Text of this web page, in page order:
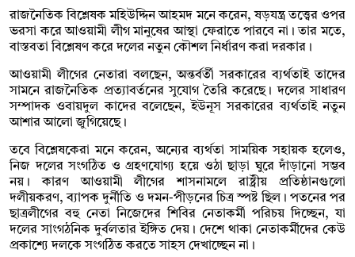
রাজনৈতিক বিশ্লেষক মহিউদ্দিন আহমদ মনে করেন, ষড়যন্ত্র তত্ত্বের ওপর
ভরসা করে আওয়ামী লীগ মানুষের আস্থা ফেরাতে পারবে না। তার মতে,
বাস্তবতা বিশ্লেষণ করে দলের নতুন কৌশল নির্ধারণ করা দরকার।
আওয়ামী লীগের নেতারা বলছেন, অন্তর্বর্তী সরকারের ব্যর্থতাই তাদের
সামনে রাজনৈতিক প্রত্যাবর্তনের সুযোগ তৈরি করেছে। দলের সাধারণ
সম্পাদক ওবায়দুল কাদের বলেছেন, ইউনূস সরকারের ব্যর্থতাই নতুন
আশার আলো জুগিয়েছে।
তবে বিশ্লেষকেরা মনে করেন, অন্যের ব্যর্থতা সাময়িক সহায়ক হলেও,
নিজ দলের সংগঠিত ও গ্রহণযোগ্য হয়ে ওঠা ছাড়া ঘুরে দাঁড়ানো সম্ভব
নয়। কারণ আওয়ামী লীগের শাসনামলে রাষ্ট্রীয় প্রতিষ্ঠানগুলো
দলীয়করণ, ব্যাপক দুর্নীতি ও দমন-পীড়নের চিত্র স্পষ্ট ছিল। পতনের পর
ছাত্রলীগের বহু নেতা নিজেদের শিবির নেতাকর্মী পরিচয় দিচ্ছেন, যা
দলের সাংগঠনিক দুর্বলতার ইঙ্গিত দেয়। দেশে থাকা নেতাকর্মীদের কেউ
প্রকাশ্যে দলকে সংগঠিত করতে সাহস দেখাচ্ছেন না।